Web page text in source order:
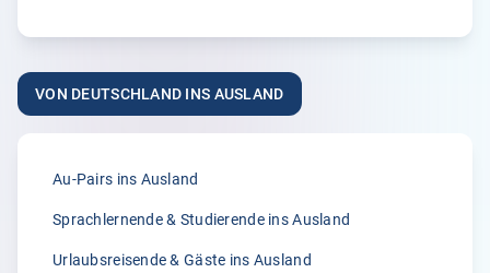
der Klemmer International Assekuradeur GmbH. Der
Grund dafür liegt in der Kompetenz der Ansprechpartner
sowie dem sehr guten Kundenservice und der
31.03.2026
VON DEUTSCHLAND INS AUSLAND
Au-Pairs ins Ausland
Sprachlernende & Studierende ins Ausland
Urlaubsreisende & Gäste ins Ausland